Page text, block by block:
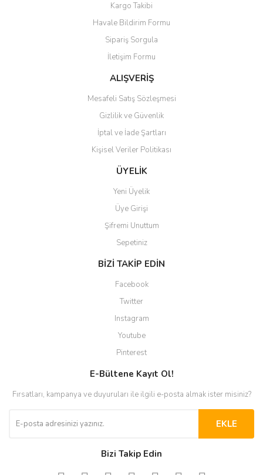
Kargo Takibi
Havale Bildirim Formu
Sipariş Sorgula
İletişim Formu
ALIŞVERİŞ
Mesafeli Satış Sözleşmesi
Gizlilik ve Güvenlik
İptal ve İade Şartları
Kişisel Veriler Politikası
ÜYELİK
Yeni Üyelik
Üye Girişi
Şifremi Unuttum
Sepetiniz
BİZİ TAKİP EDİN
Facebook
Twitter
Instagram
Youtube
Pinterest
E-Bültene Kayıt Ol!
Fırsatları, kampanya ve duyuruları ile ilgili e-posta almak ister misiniz?
EKLE
Bizi Takip Edin